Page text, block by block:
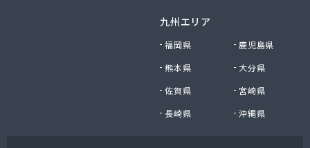
株式会社油直 オートガススタンド
九州エリア
福岡県
鹿児島県
熊本県
大分県
佐賀県
宮崎県
長崎県
沖縄県